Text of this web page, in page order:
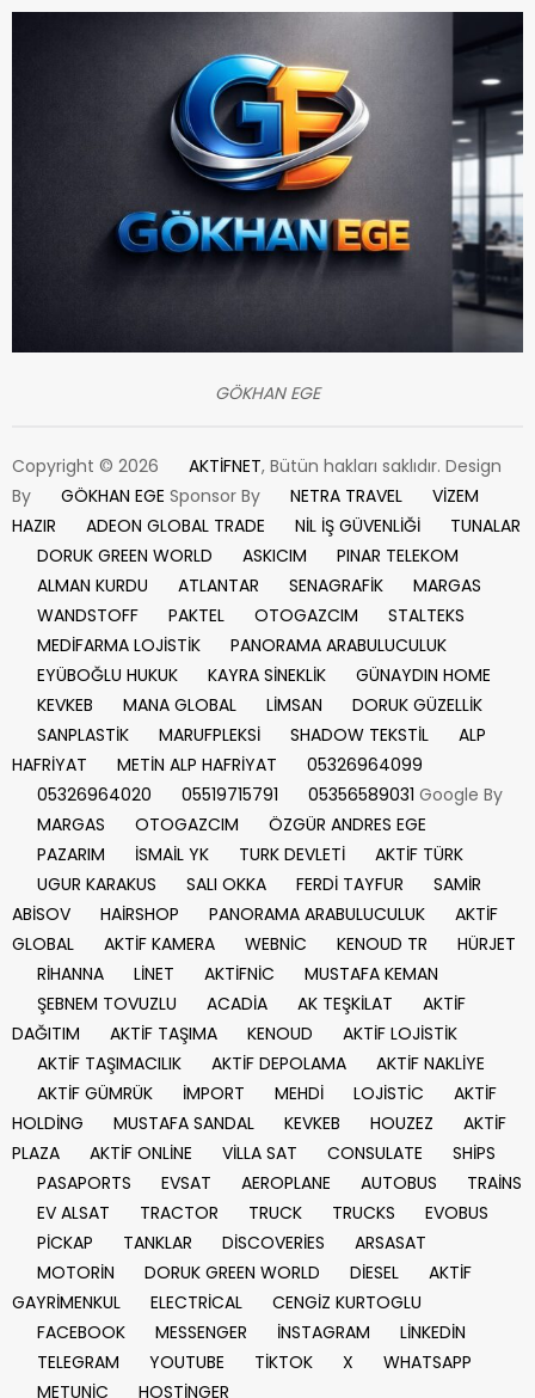
GÖKHAN EGE
Copyright © 2026 AKTİFNET, Bütün hakları saklıdır. Design
By
GÖKHAN EGE Sponsor By NETRA TRAVEL
VİZEM
HAZIR
ADEON GLOBAL TRADE NİL İŞ GÜVENLİĞİ
TUNALAR
DORUK GREEN WORLD
ASKICIM
PINAR TELEKOM
ALMAN KURDU
ATLANTAR SENAGRAFİK
MARGAS
WANDSTOFF
PAKTEL OTOGAZCIM
STALTEKS
MEDİFARMA LOJİSTİK
PANORAMA ARABULUCULUK
EYÜBOĞLU HUKUK
KAYRA SİNEKLİK
GÜNAYDIN HOME
KEVKEB
MANA GLOBAL LİMSAN
DORUK GÜZELLİK
SANPLASTİK
MARUFPLEKSİ SHADOW TEKSTİL
ALP
HAFRİYAT
METİN ALP HAFRİYAT
05326964099
05326964020
05519715791 05356589031 Google By
MARGAS
OTOGAZCIM
ÖZGÜR ANDRES EGE
PAZARIM
İSMAİL YK TURK DEVLETİ
AKTİF TÜRK
UGUR KARAKUS
SALI OKKA FERDİ TAYFUR
SAMİR
ABİSOV
HAİRSHOP PANORAMA ARABULUCULUK
AKTİF
GLOBAL
AKTİF KAMERA WEBNİC KENOUD TR
HÜRJET
RİHANNA
LİNET AKTİFNİC
MUSTAFA KEMAN
ŞEBNEM TOVUZLU
ACADİA AK TEŞKİLAT
AKTİF
DAĞITIM
AKTİF TAŞIMA KENOUD
AKTİF LOJİSTİK
AKTİF TAŞIMACILIK
AKTİF DEPOLAMA
AKTİF NAKLİYE
AKTİF GÜMRÜK
İMPORT MEHDİ LOJİSTİC
AKTİF
HOLDİNG
MUSTAFA SANDAL KEVKEB HOUZEZ
AKTİF
PLAZA
AKTİF ONLİNE VİLLA SAT CONSULATE
SHİPS
PASAPORTS
EVSAT AEROPLANE AUTOBUS
TRAİNS
EV ALSAT
TRACTOR TRUCK TRUCKS
EVOBUS
PİCKAP
TANKLAR DİSCOVERİES
ARSASAT
MOTORİN
DORUK GREEN WORLD DİESEL
AKTİF
GAYRİMENKUL
ELECTRİCAL
CENGİZ KURTOGLU
FACEBOOK
MESSENGER İNSTAGRAM
LİNKEDİN
TELEGRAM
YOUTUBE TİKTOK X
WHATSAPP
METUNİC
HOSTİNGER